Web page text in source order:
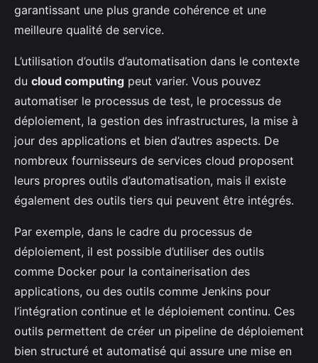
garantissant une plus grande cohérence et une
meilleure qualité de service.
L’utilisation d’outils d’automatisation dans le contexte
du cloud computing peut varier. Vous pouvez
automatiser le processus de test, le processus de
déploiement, la gestion des infrastructures, la mise à
jour des applications et bien d’autres aspects. De
nombreux fournisseurs de services cloud proposent
leurs propres outils d’automatisation, mais il existe
également des outils tiers qui peuvent être intégrés.
Par exemple, dans le cadre du processus de
déploiement, il est possible d’utiliser des outils
comme Docker pour la containerisation des
applications, ou des outils comme Jenkins pour
l’intégration continue et le déploiement continu. Ces
outils permettent de créer un pipeline de déploiement
bien structuré et automatisé qui assure une mise en